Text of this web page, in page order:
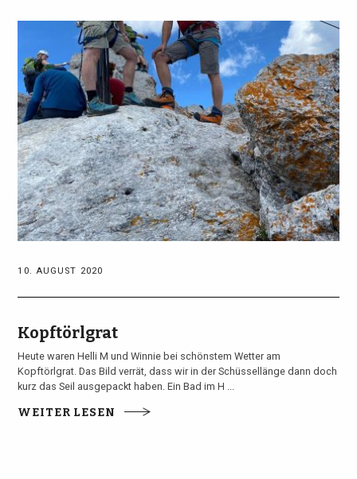
10. AUGUST 2020
Kopftörlgrat
Heute waren Helli M und Winnie bei schönstem Wetter am
Kopftörlgrat. Das Bild verrät, dass wir in der Schüssellänge dann doch
kurz das Seil ausgepackt haben. Ein Bad im H ...
WEITER LESEN